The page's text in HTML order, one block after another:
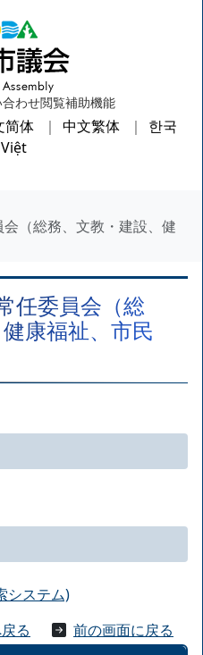
わせ閲覧補助機能
简体 中文繁体
한국
（総務、文教・建設、健
任委員会（総
康福祉、市民
システム)
る
前の画面に戻る